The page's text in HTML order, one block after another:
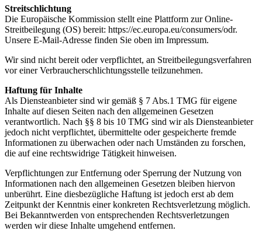
Streitschlichtung
Die Europäische Kommission stellt eine Plattform zur Online-
Streitbeilegung (OS) bereit: https://ec.europa.eu/consumers/odr.
Unsere E-Mail-Adresse finden Sie oben im Impressum.
Wir sind nicht bereit oder verpflichtet, an Streitbeilegungsverfahren
vor einer Verbraucherschlichtungsstelle teilzunehmen.
Haftung für Inhalte
Als Diensteanbieter sind wir gemäß § 7 Abs.1 TMG für eigene
Inhalte auf diesen Seiten nach den allgemeinen Gesetzen
verantwortlich. Nach §§ 8 bis 10 TMG sind wir als Diensteanbieter
jedoch nicht verpflichtet, übermittelte oder gespeicherte fremde
Informationen zu überwachen oder nach Umständen zu forschen,
die auf eine rechtswidrige Tätigkeit hinweisen.
Verpflichtungen zur Entfernung oder Sperrung der Nutzung von
Informationen nach den allgemeinen Gesetzen bleiben hiervon
unberührt. Eine diesbezügliche Haftung ist jedoch erst ab dem
Zeitpunkt der Kenntnis einer konkreten Rechtsverletzung möglich.
Bei Bekanntwerden von entsprechenden Rechtsverletzungen
werden wir diese Inhalte umgehend entfernen.